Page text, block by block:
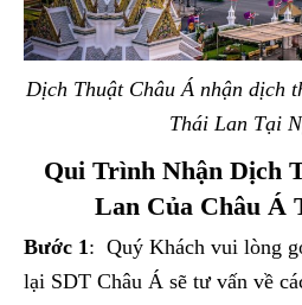
Dịch Thuật Châu Á nhận dịch
Thái Lan Tại
Qui Trình Nhận Dịch
Lan Của Châu Á
Bước 1 : Quý Khách vui lòng
lại SDT Châu Á sẽ tư vấn về